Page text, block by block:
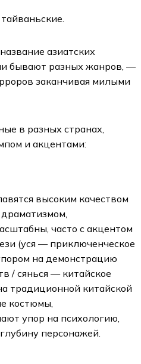
азиатских
бывают разных жанров, —
заканчивая милыми
в разных странах,
и акцентами:
высоким качеством
часто с акцентом
(уся — приключенческое
на демонстрацию
/ сянься — китайское
традиционной китайской
костюмы,
упор на психологию,
персонажей.